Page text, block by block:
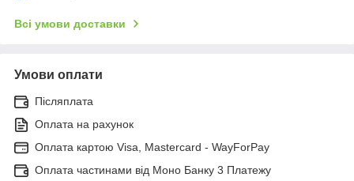
Всі умови доставки
Умови оплати
Післяплата
Оплата на рахунок
Оплата картою Visa, Mastercard - WayForPay
Оплата частинами від Моно Банку 3 Платежу